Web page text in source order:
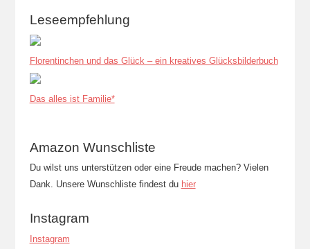
Leseempfehlung
Florentinchen und das Glück – ein kreatives Glücksbilderbuch
Das alles ist Familie*
Amazon Wunschliste
Du wilst uns unterstützen oder eine Freude machen? Vielen
Dank. Unsere Wunschliste findest du hier
Instagram
Instagram